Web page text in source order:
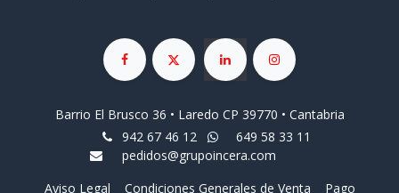
Barrio El Brusco 36 • Laredo CP 39770 • Cantabria
942 67 46 12
649 58 33 11
pedidos@grupoincera.com
Aviso Legal
Condiciones Generales de Venta
Pago